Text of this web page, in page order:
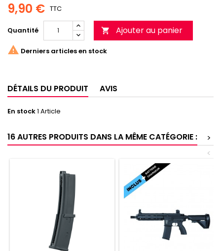
9,90 € TTC
Quantité  Ajouter au panier
 Derniers articles en stock
DÉTAILS DU PRODUIT AVIS
En stock1 Article
16 AUTRES PRODUITS DANS LA MÊME CATÉGORIE :
>
<